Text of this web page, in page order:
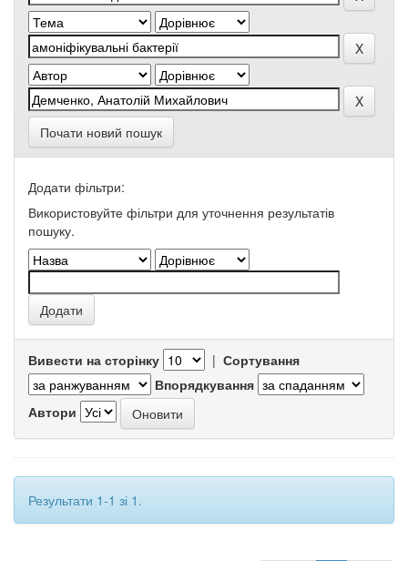
Почати новий пошук
Додати фільтри:
Використовуйте фільтри для уточнення результатів
пошуку.
Вивести на сторінку | Сортування
Впорядкування
Автори
Результати 1-1 зі 1.